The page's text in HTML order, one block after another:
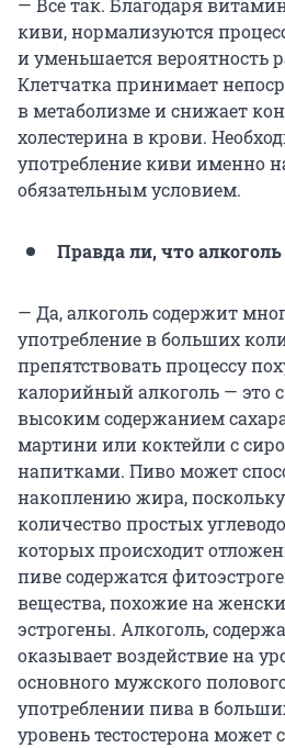
— Всё так. Благодаря
киви, нормализуются
и уменьшается вероятность
Клетчатка принимает
в метаболизме и снижает
холестерина в крови.
употребление киви именно
обязательным условием.
Правда ли, что
— Да, алкоголь содержит
употребление в больших
препятствовать процессу
калорийный алкоголь — это
высоким содержанием
мартини или коктейли с
напитками. Пиво может
накоплению жира,
количество простых
которых происходит
пиве содержатся
вещества, похожие на
эстрогены. Алкоголь,
оказывает воздействие на
основного мужского
употреблении пива в
уровень тестостерона может